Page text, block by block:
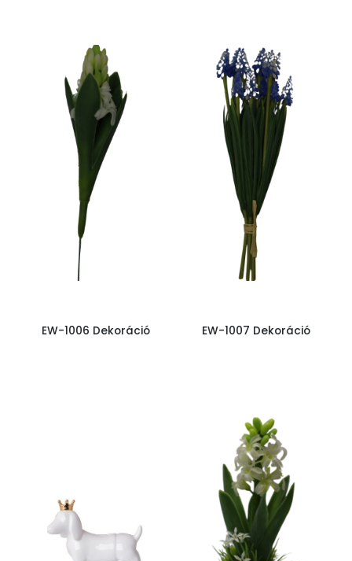
EW-1006 Dekoráció EW-1007 Dekoráció